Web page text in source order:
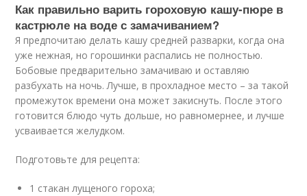
Как правильно варить гороховую кашу-пюре в
кастрюле на воде с замачиванием?
Я предпочитаю делать кашу средней разварки, когда она
уже нежная, но горошинки распались не полностью.
Бобовые предварительно замачиваю и оставляю
разбухать на ночь. Лучше, в прохладное место – за такой
промежуток времени она может закиснуть. После этого
готовится блюдо чуть дольше, но равномернее, и лучше
усваивается желудком.
Подготовьте для рецепта:
1 стакан лущеного гороха;